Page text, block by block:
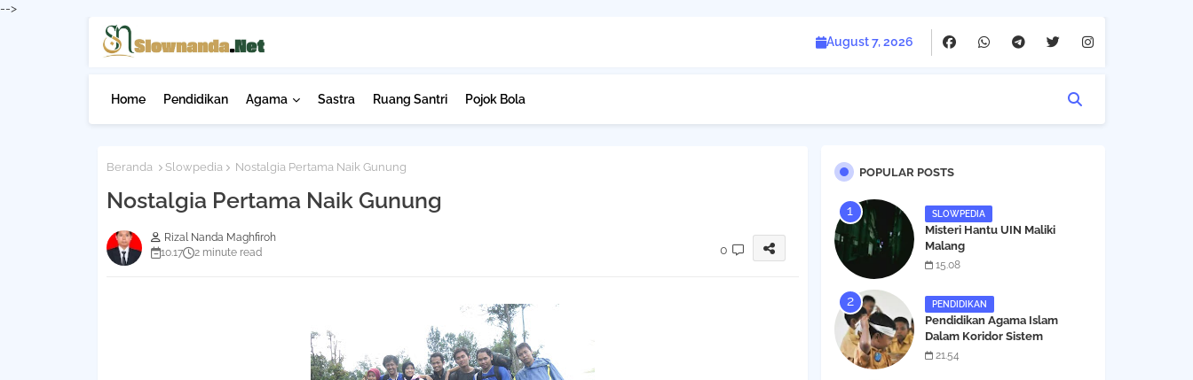
-->
August 7, 2026
Home Pendidikan Agama Sastra Ruang Santri Pojok Bola
Beranda Slowpedia Nostalgia Pertama Naik Gunung
Nostalgia Pertama Naik Gunung
Rizal Nanda Maghfiroh
10.17
2 minute read 0
POPULAR POSTS
SLOWPEDIA
Misteri Hantu UIN Maliki
Malang
15.08
PENDIDIKAN
Pendidikan Agama Islam
Dalam Koridor Sistem
Pendidikan Nasional
21.54